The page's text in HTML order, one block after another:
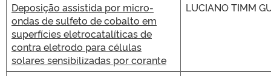
Deposição assistida por micro-
ondas de sulfeto de cobalto em
superfícies eletrocatalíticas de
contra eletrodo para células
solares sensibilizadas por corante
LUCIANO TIMM